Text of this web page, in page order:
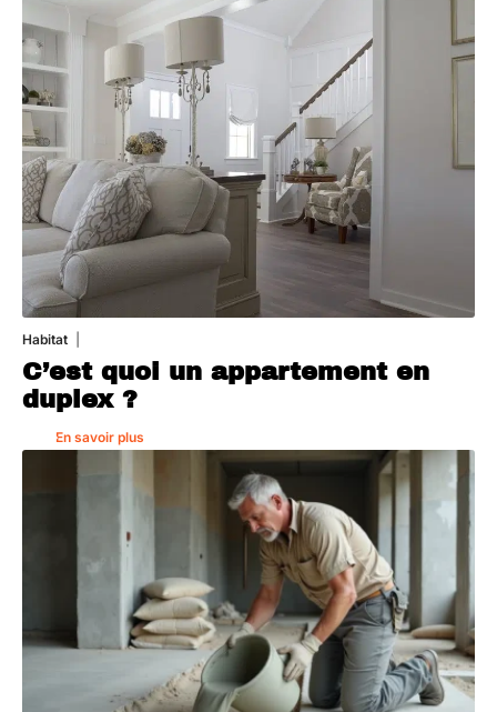
Habitat
C’est quoi un appartement en
duplex ?
En savoir plus